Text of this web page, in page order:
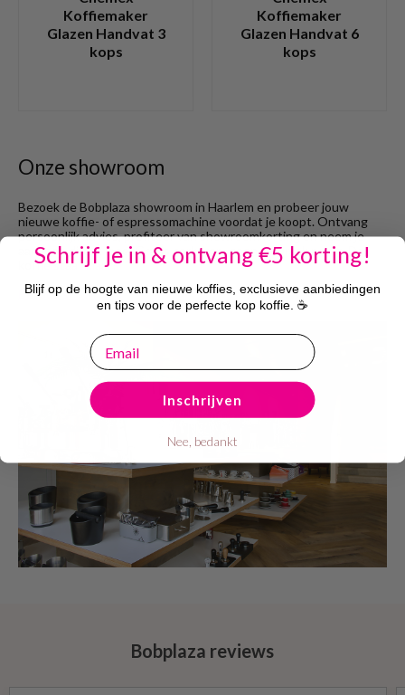
Koffiemaker
Glazen Handvat 3
kops
Koffiemaker
Glazen Handvat 6
kops
Onze showroom
Bezoek de Bobplaza showroom in Haarlem en probeer jouw
nieuwe koffie- of espressomachine voordat je koopt. Ontvang
persoonlijk advies, profiteer van showroomkorting en neem je
aankoop direct mee. Gratis parkeren, geen afspraak nodig. De
koffie staat klaar!
Bezoek showroom
Bobplaza reviews
Schrijf je in & ontvang €5 korting!
Blijf op de hoogte van nieuwe koffies, exclusieve aanbiedingen
en tips voor de perfecte kop koffie. ☕
email
Inschrijven
Nee, bedankt